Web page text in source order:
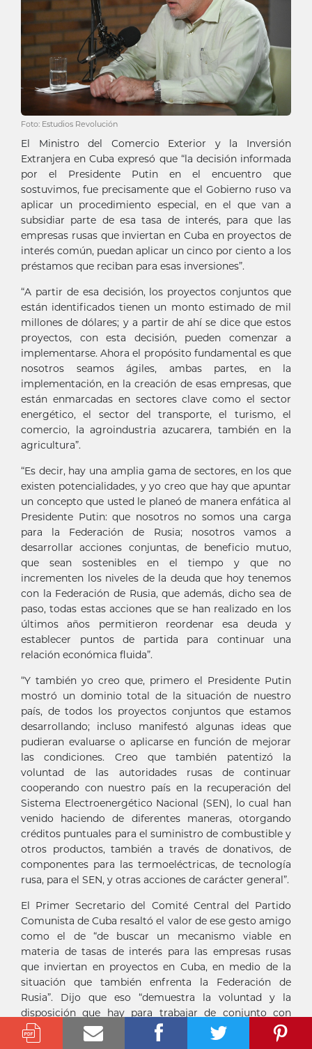
Foto: Estudios Revolución
El Ministro del Comercio Exterior y la Inversión
Extranjera en Cuba expresó que “la decisión informada
por el Presidente Putin en el encuentro que
sostuvimos, fue precisamente que el Gobierno ruso va
aplicar un procedimiento especial, en el que van a
subsidiar parte de esa tasa de interés, para que las
empresas rusas que inviertan en Cuba en proyectos de
interés común, puedan aplicar un cinco por ciento a los
préstamos que reciban para esas inversiones”.
“A partir de esa decisión, los proyectos conjuntos que
están identificados tienen un monto estimado de mil
millones de dólares; y a partir de ahí se dice que estos
proyectos, con esta decisión, pueden comenzar a
implementarse. Ahora el propósito fundamental es que
nosotros seamos ágiles, ambas partes, en la
implementación, en la creación de esas empresas, que
están enmarcadas en sectores clave como el sector
energético, el sector del transporte, el turismo, el
comercio, la agroindustria azucarera, también en la
agricultura”.
“Es decir, hay una amplia gama de sectores, en los que
existen potencialidades, y yo creo que hay que apuntar
un concepto que usted le planeó de manera enfática al
Presidente Putin: que nosotros no somos una carga
para la Federación de Rusia; nosotros vamos a
desarrollar acciones conjuntas, de beneficio mutuo,
que sean sostenibles en el tiempo y que no
incrementen los niveles de la deuda que hoy tenemos
con la Federación de Rusia, que además, dicho sea de
paso, todas estas acciones que se han realizado en los
últimos años permitieron reordenar esa deuda y
establecer puntos de partida para continuar una
relación económica fluida”.
“Y también yo creo que, primero el Presidente Putin
mostró un dominio total de la situación de nuestro
país, de todos los proyectos conjuntos que estamos
desarrollando; incluso manifestó algunas ideas que
pudieran evaluarse o aplicarse en función de mejorar
las condiciones. Creo que también patentizó la
voluntad de las autoridades rusas de continuar
cooperando con nuestro país en la recuperación del
Sistema Electroenergético Nacional (SEN), lo cual han
venido haciendo de diferentes maneras, otorgando
créditos puntuales para el suministro de combustible y
otros productos, también a través de donativos, de
componentes para las termoeléctricas, de tecnología
rusa, para el SEN, y otras acciones de carácter general”.
El Primer Secretario del Comité Central del Partido
Comunista de Cuba resaltó el valor de ese gesto amigo
como el de “de buscar un mecanismo viable en
materia de tasas de interés para las empresas rusas
que inviertan en proyectos en Cuba, en medio de la
situación que también enfrenta la Federación de
Rusia”. Dijo que eso “demuestra la voluntad y la
disposición que hay para trabajar de conjunto con
Cuba”.